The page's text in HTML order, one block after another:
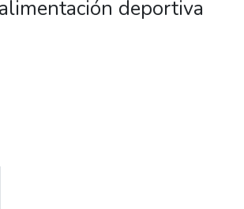
deportiva